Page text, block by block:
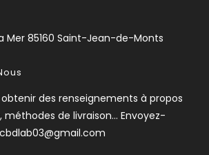
Mer 85160 Saint-Jean-de-Monts
des renseignements à propos
méthodes de livraison… Envoyez-
cbdlab03@gmail.com